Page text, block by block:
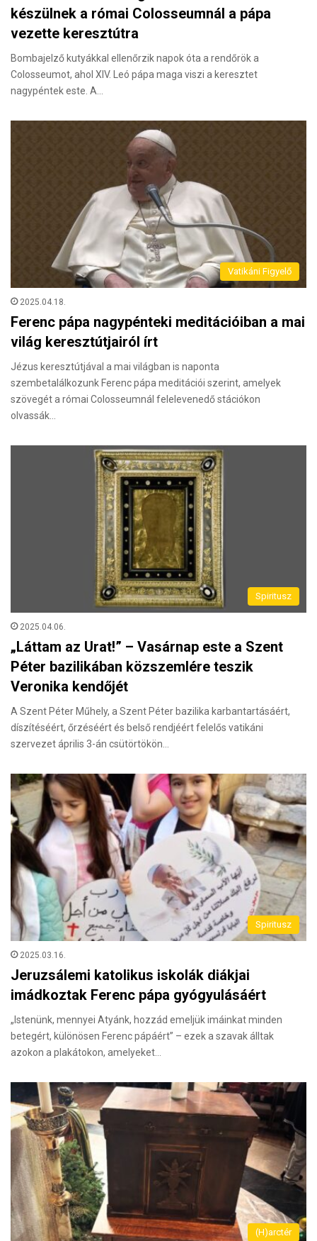
készülnek a római Colosseumnál a pápa
vezette keresztútra
Bombajelző kutyákkal ellenőrzik napok óta a rendőrök a
Colosseumot, ahol XIV. Leó pápa maga viszi a keresztet
nagypéntek este. A…
Vatikáni Figyelő
2025.04.18.
Ferenc pápa nagypénteki meditációiban a mai
világ keresztútjairól írt
Jézus keresztútjával a mai világban is naponta
szembetalálkozunk Ferenc pápa meditációi szerint, amelyek
szövegét a római Colosseumnál felelevenedő stációkon
olvassák…
Spiritusz
2025.04.06.
„Láttam az Urat!” – Vasárnap este a Szent
Péter bazilikában közszemlére teszik
Veronika kendőjét
A Szent Péter Műhely, a Szent Péter bazilika karbantartásáért,
díszítéséért, őrzéséért és belső rendjéért felelős vatikáni
szervezet április 3-án csütörtökön…
Spiritusz
2025.03.16.
Jeruzsálemi katolikus iskolák diákjai
imádkoztak Ferenc pápa gyógyulásáért
„Istenünk, mennyei Atyánk, hozzád emeljük imáinkat minden
betegért, különösen Ferenc pápáért” – ezek a szavak álltak
azokon a plakátokon, amelyeket…
(H)arctér